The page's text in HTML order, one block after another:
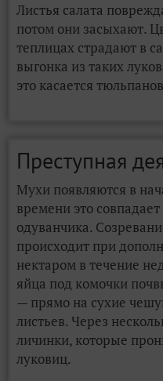
Листья салата
потом они засыхают.
теплицах страдают в
выгонка из таких
это касается
Преступная
Мухи появляются в
времени это
одуванчика.
происходит при
нектаром в течение
яйца под комочки
— прямо на сухие
листьев. Через
личинки, которые
луковиц.